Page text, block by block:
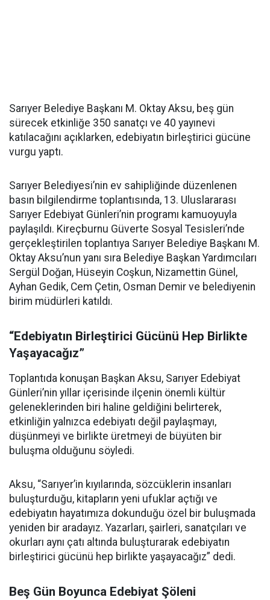
Sarıyer Belediye Başkanı M. Oktay Aksu, beş gün
sürecek etkinliğe 350 sanatçı ve 40 yayınevi
katılacağını açıklarken, edebiyatın birleştirici gücüne
vurgu yaptı.
Sarıyer Belediyesi’nin ev sahipliğinde düzenlenen
basın bilgilendirme toplantısında, 13. Uluslararası
Sarıyer Edebiyat Günleri’nin programı kamuoyuyla
paylaşıldı. Kireçburnu Güverte Sosyal Tesisleri’nde
gerçekleştirilen toplantıya Sarıyer Belediye Başkanı M.
Oktay Aksu’nun yanı sıra Belediye Başkan Yardımcıları
Sergül Doğan, Hüseyin Coşkun, Nizamettin Günel,
Ayhan Gedik, Cem Çetin, Osman Demir ve belediyenin
birim müdürleri katıldı.
“Edebiyatın Birleştirici Gücünü Hep Birlikte
Yaşayacağız”
Toplantıda konuşan Başkan Aksu, Sarıyer Edebiyat
Günleri’nin yıllar içerisinde ilçenin önemli kültür
geleneklerinden biri haline geldiğini belirterek,
etkinliğin yalnızca edebiyatı değil paylaşmayı,
düşünmeyi ve birlikte üretmeyi de büyüten bir
buluşma olduğunu söyledi.
Aksu, “Sarıyer’in kıyılarında, sözcüklerin insanları
buluşturduğu, kitapların yeni ufuklar açtığı ve
edebiyatın hayatımıza dokunduğu özel bir buluşmada
yeniden bir aradayız. Yazarları, şairleri, sanatçıları ve
okurları aynı çatı altında buluşturarak edebiyatın
birleştirici gücünü hep birlikte yaşayacağız” dedi.
Beş Gün Boyunca Edebiyat Şöleni